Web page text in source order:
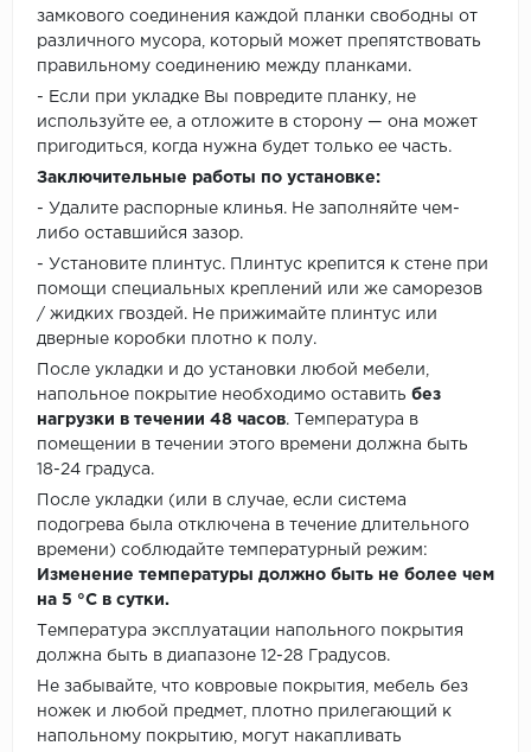
замкового соединения каждой планки свободны от
различного мусора, который может препятствовать
правильному соединению между планками.
- Если при укладке Вы повредите планку, не
используйте ее, а отложите в сторону — она может
пригодиться, когда нужна будет только ее часть.
Заключительные работы по установке:
- Удалите распорные клинья. Не заполняйте чем-
либо оставшийся зазор.
- Установите плинтус. Плинтус крепится к стене при
помощи специальных креплений или же саморезов
/ жидких гвоздей. Не прижимайте плинтус или
дверные коробки плотно к полу.
После укладки и до установки любой мебели,
напольное покрытие необходимо оставить без
нагрузки в течении 48 часов. Температура в
помещении в течении этого времени должна быть
18-24 градуса.
После укладки (или в случае, если система
подогрева была отключена в течение длительного
времени) соблюдайте температурный режим:
Изменение температуры должно быть не более чем
на 5 °C в сутки.
Температура эксплуатации напольного покрытия
должна быть в диапазоне 12-28 Градусов.
Не забывайте, что ковровые покрытия, мебель без
ножек и любой предмет, плотно прилегающий к
напольному покрытию, могут накапливать